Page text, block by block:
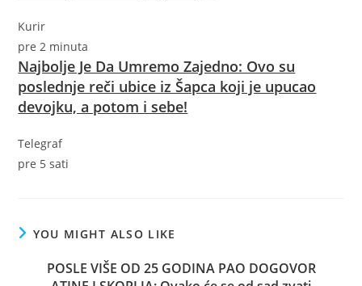
Kurir
pre 2 minuta
Najbolje Je Da Umremo Zajedno: Ovo su
poslednje reči ubice iz Šapca koji je upucao
devojku, a potom i sebe!
Telegraf
pre 5 sati
YOU MIGHT ALSO LIKE
POSLE VIŠE OD 25 GODINA PAO DOGOVOR